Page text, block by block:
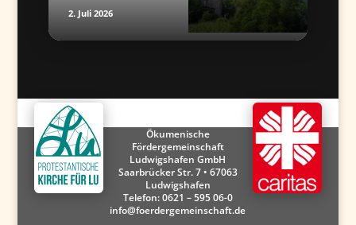
2. Juli 2026
Ökumenische
Fördergemeinschaft
Ludwigshafen GmbH
Saarbrücker Str. 7 • 67063
Ludwigshafen
Telefon:0621 – 595 06-0
info@foerdergemeinschaft.de